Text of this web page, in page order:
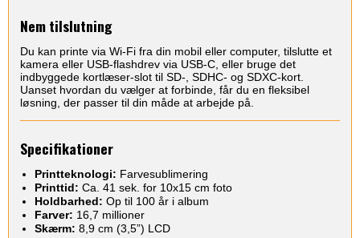
Nem tilslutning
Du kan printe via Wi-Fi fra din mobil eller computer, tilslutte et
kamera eller USB-flashdrev via USB-C, eller bruge det
indbyggede kortlæser-slot til SD-, SDHC- og SDXC-kort.
Uanset hvordan du vælger at forbinde, får du en fleksibel
løsning, der passer til din måde at arbejde på.
Specifikationer
Printteknologi: Farvesublimering
Printtid: Ca. 41 sek. for 10x15 cm foto
Holdbarhed: Op til 100 år i album
Farver: 16,7 millioner
Skærm: 8,9 cm (3,5”) LCD